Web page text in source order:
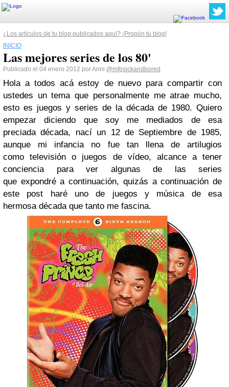
¿Los artículos de tu blog publicados aquí? ¡Propón tu blog!
INICIO
Las mejores series de los 80'
Publicado el 04 enero 2012 por Anni @mfgsickandbored
Hola a todos acá estoy de nuevo para compartir con
ustedes un tema que personalmente me atrae mucho,
esto es juegos y series de la década de 1980. Quiero
empezar diciendo que soy me mediados de esa
preciada década, nací un 12 de Septiembre de 1985,
aunque mi infancia no fue tan llena de artilugios
como televisión o juegos de vídeo, alcance a tener
conciencia para ver algunas de las series
que expondré a continuación, quizás a continuación de
este post haré uno de juegos y música de esa
hermosa década que tanto me fascina.